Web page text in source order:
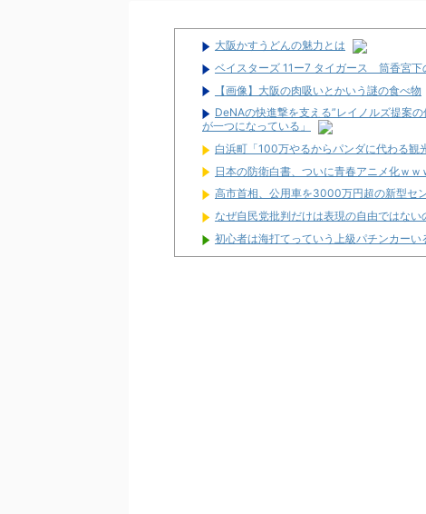
大阪かすうどんの魅力とは
ベイスターズ 11ー7 タイガース 筒香宮
【画像】大阪の肉吸いとかいう謎の食べ物
DeNAの快進撃を支える”レイノルズ提案
が一つになっている」
白浜町「100万やるからパンダに代わる観
日本の防衛白書、ついに青春アニメ化ｗ
高市首相、公用車を3000万円超の新型セ
なぜ自民党批判だけは表現の自由ではない
初心者は海打てっていう上級パチンカーい
なんで国ってパチンコ屋取り締まらないの